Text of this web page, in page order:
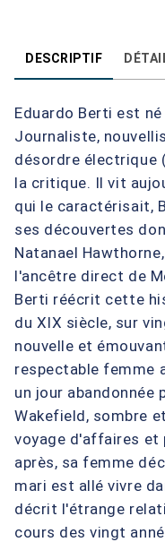
DESCRIPTIF
Eduardo Berti est
Journaliste,
désordre électrique
la critique. Il vit
qui le caractérisait,
ses découvertes
Natanael
l'ancêtre direct de
Berti réécrit cette
du XIX siècle, sur
nouvelle et
respectable femme
un jour abandonnée
Wakefield, sombre
voyage d'affaires et
après, sa femme
mari est allé vivre
décrit l'étrange
cours des vingt